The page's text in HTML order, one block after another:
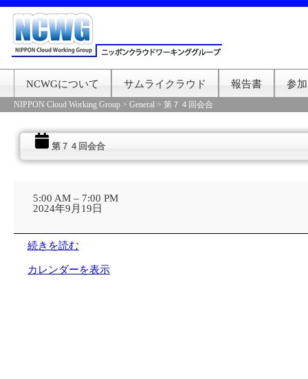
NCWGについて サムライクラウド 報告書 参
NIPPON Cloud Working Group > General > 第７４回会合
第７４回会合
5:00 AM – 7:00 PM
2024年9月19日
続きを読む
カレンダーを表示